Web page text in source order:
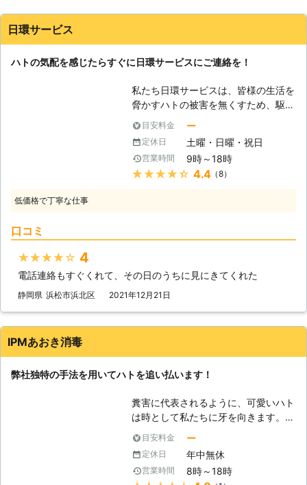
日環サービス
ハトの気配を感じたらすぐに日環サービスにご連絡を！
私たち日環サービスは、皆様の生活を
脅かすハトの被害を無くすため、駆除
や防除施工を承っております。近年、
ハトの糞や営巣による汚損、足音や鳴
き声による騒音などでお困りのお客様
は非常に増えています。ハトは平和の
象徴ともされていますが、その被害は
ご相談いただきたいと思います。確実
にハトはその場所狙っているからで
は岸壁などを好んで巣を作りますが、
ルの屋上などあらゆる場所に巣を作り
ます。ハトは非常に帰巣本能が強い動
物で、一度巣を作るとその場所に強い
執着を持ちます。例え巣を撤去しても
においなどで元の場所に再び巣を作ろ
うとします。 【ハトの被害につい
目安料金 ー
定休日 土曜・日曜・祝日
営業時間 9時～18時
★★★★★ 4.4（8）
低価格で丁寧な仕事
口コミ
★★★★★ 4
電話連絡もすぐくれて、その日のうちに見にきてくれた
静岡県 浜松市浜北区 2021年12月21日
IPMあおき消毒
弊社独特の手法を用いてハトを追い払います！
糞害に代表されるように、可愛いハト
は時として私たちに牙を向きます。し
かし多くの人は対策がわからず、見て
みぬ振りをしているのではないでしょ
うか。しかしそれは、ハトにとっては
好都合。滞在時間は延びていき、最終
目安料金 ー
定休日 年中無休
営業時間 8時～18時